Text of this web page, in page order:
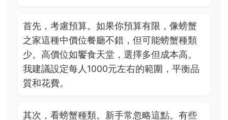
首先，考慮預算。如果你預算有限，像螃蟹
之家這種中價位餐廳不錯，但可能螃蟹種類
少。高價位如饗食天堂，選擇多但成本高。
我建議設定每人1000元左右的範圍，平衡品
質和花費。
其次，看螃蟹種類。新手常忽略這點。有些